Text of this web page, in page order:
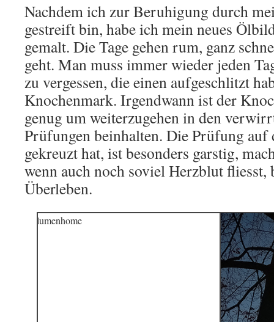
Nachdem ich zur Beruhigung durch
gestreift bin, habe ich mein neues
gemalt. Die Tage gehen rum, ganz
geht. Man muss immer wieder jeden
zu vergessen, die einen aufgeschlitzt
Knochenmark. Irgendwann ist der
genug um weiterzugehen in den
Prüfungen beinhalten. Die Prüfung auf
gekreuzt hat, ist besonders garstig,
wenn auch noch soviel Herzblut fliesst,
Überleben.